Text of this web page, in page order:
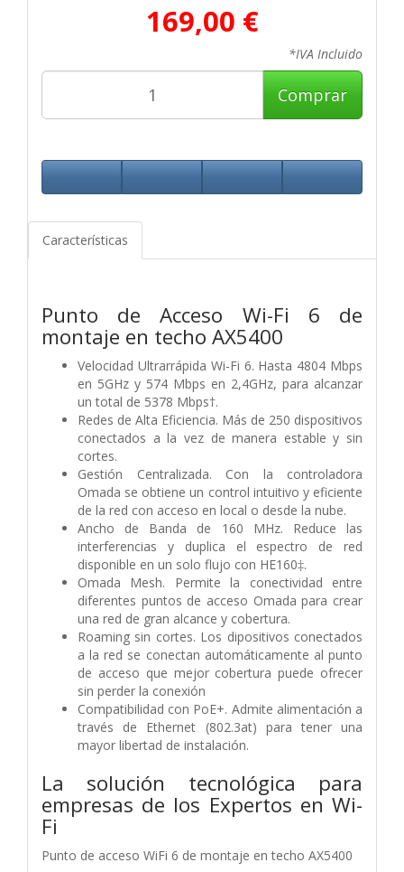
169,00 €
*IVA Incluido
Comprar
Características
Punto de Acceso Wi-Fi 6 de
montaje en techo AX5400
Velocidad Ultrarrápida Wi-Fi 6. Hasta 4804 Mbps
en 5GHz y 574 Mbps en 2,4GHz, para alcanzar
un total de 5378 Mbps†.
Redes de Alta Eficiencia. Más de 250 dispositivos
conectados a la vez de manera estable y sin
cortes.
Gestión Centralizada. Con la controladora
Omada se obtiene un control intuitivo y eficiente
de la red con acceso en local o desde la nube.
Ancho de Banda de 160 MHz. Reduce las
interferencias y duplica el espectro de red
disponible en un solo flujo con HE160‡.
Omada Mesh. Permite la conectividad entre
diferentes puntos de acceso Omada para crear
una red de gran alcance y cobertura.
Roaming sin cortes. Los dipositivos conectados
a la red se conectan automáticamente al punto
de acceso que mejor cobertura puede ofrecer
sin perder la conexión
Compatibilidad con PoE+. Admite alimentación a
través de Ethernet (802.3at) para tener una
mayor libertad de instalación.
La solución tecnológica para
empresas de los Expertos en Wi-
Fi
Punto de acceso WiFi 6 de montaje en techo AX5400